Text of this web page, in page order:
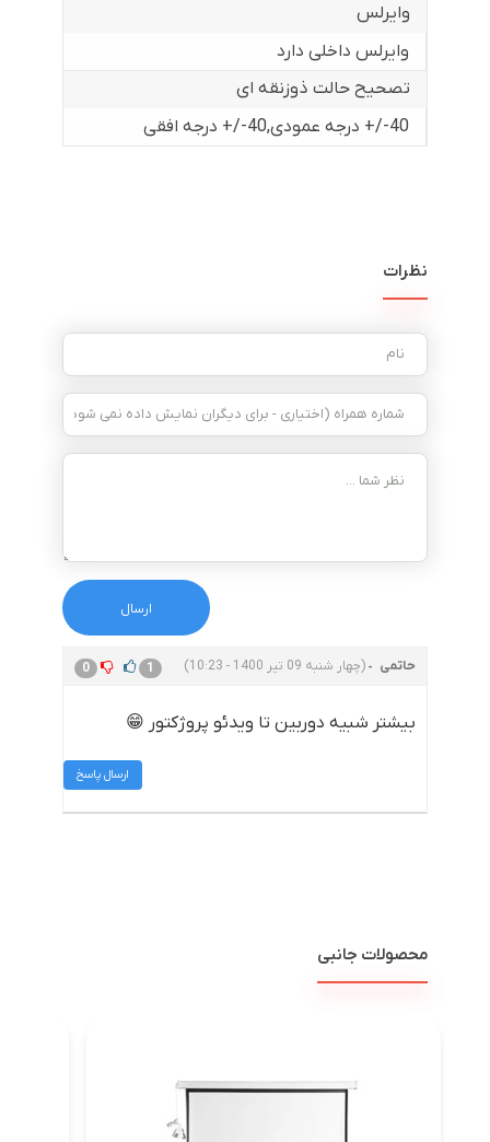
وایرلس
وایرلس داخلی دارد
تصحیح حالت ذوزنقه ای
40-/+ درجه عمودی
,40-/+ درجه افقی
نظرات
حاتمی (چهار شنبه 09 تیر 1400 - 10:23) 0 1
بیشتر شبیه دوربین تا ویدئو پروژکتور 😁
ارسال پاسخ
محصولات جانبی